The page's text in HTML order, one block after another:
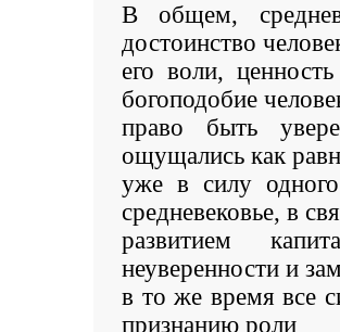
В общем,
достоинство
его воли,
богоподобие
право быть
ощущались как
уже в силу
средневековье, в
развитием
неуверенности и
в то же время все
признанию роли